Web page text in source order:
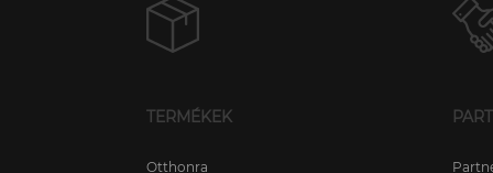
TERMÉKEK
Otthonra